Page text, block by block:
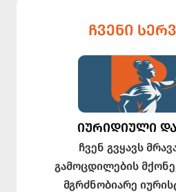
ᲩᲕᲔᲜᲘ
ᲘᲣᲠᲘᲓᲘᲣᲚᲘ
ჩვენ გვყავს
გამოცდილების
მგრძნობიარე